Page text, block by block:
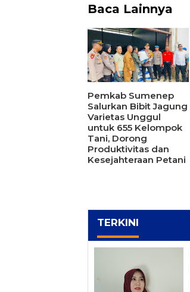
Baca Lainnya
Pemkab Sumenep
Salurkan Bibit Jagung
Varietas Unggul
untuk 655 Kelompok
Tani, Dorong
Produktivitas dan
Kesejahteraan Petani
TERKINI